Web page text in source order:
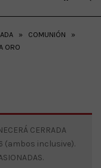
» COMUNIÓN
»
ORO
CERRADA
(ambos inclusive).